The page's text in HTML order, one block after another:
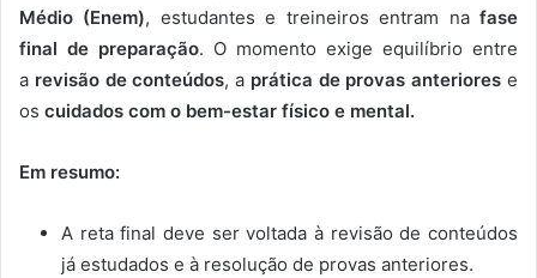
Médio (Enem), estudantes e treineiros entram nafase
final de preparação. O momento exige equilíbrio entre
a revisão de conteúdos, a prática de provas anteriores e
os cuidados com o bem-estar físico e mental.
Em resumo:
A reta final deve ser voltada à revisão de conteúdos
já estudados e à resolução de provas anteriores.